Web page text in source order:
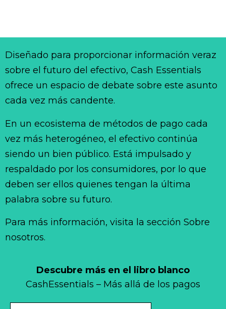
Descubre más en el libro blanco
CashEssentials – Más allá de los pagos
Diseñado para proporcionar información veraz
sobre el futuro del efectivo, Cash Essentials
ofrece un espacio de debate sobre este asunto
cada vez más candente.
En un ecosistema de métodos de pago cada
vez más heterogéneo, el efectivo continúa
siendo un bien público. Está impulsado y
respaldado por los consumidores, por lo que
deben ser ellos quienes tengan la última
palabra sobre su futuro.
Para más información, visita la sección Sobre
nosotros.